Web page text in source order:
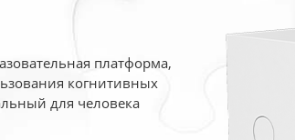
платформа,
когнитивных
для человека